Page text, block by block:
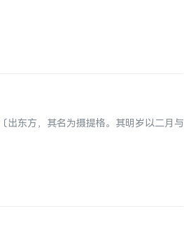
出东方，其名为摄提格。其明岁以二月与